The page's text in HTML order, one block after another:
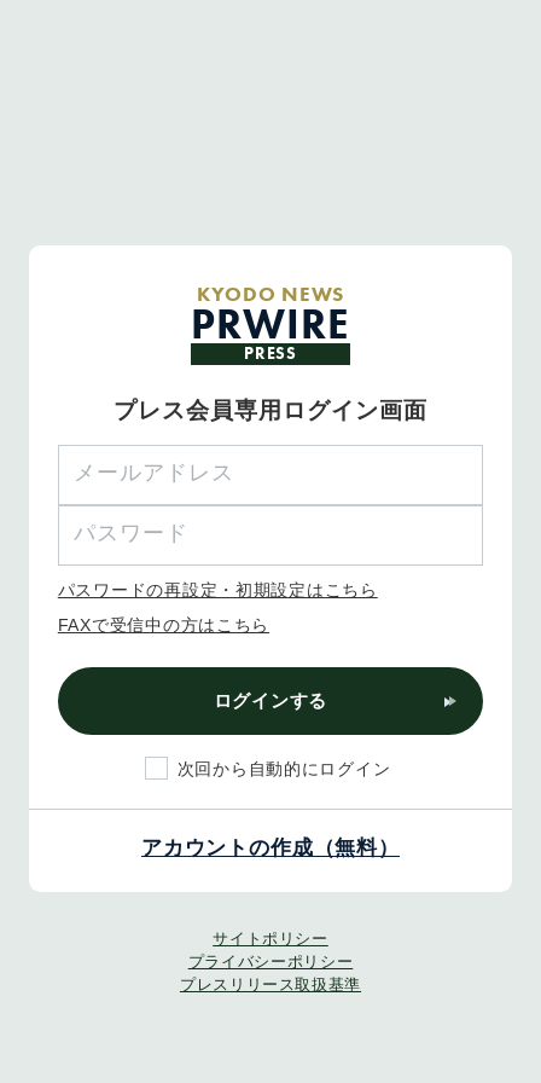
KYODO NEWS
PRWIRE
PRESS
プレス会員専用ログイン画面
パスワードの再設定・初期設定はこちら
FAXで受信中の方はこちら
ログインする
次回から自動的にログイン
アカウントの作成（無料）
サイトポリシー
プライバシーポリシー
プレスリリース取扱基準